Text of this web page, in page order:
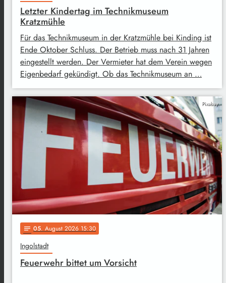
Letzter Kindertag im Technikmuseum
Kratzmühle
Für das Technikmuseum in der Kratzmühle bei Kinding ist
Ende Oktober Schluss. Der Betrieb muss nach 31 Jahren
eingestellt werden. Der Vermieter hat dem Verein wegen
Eigenbedarf gekündigt. Ob das Technikmuseum an …
Pixabay
notes 05. August 2026 15:30
Ingolstadt
Feuerwehr bittet um Vorsicht